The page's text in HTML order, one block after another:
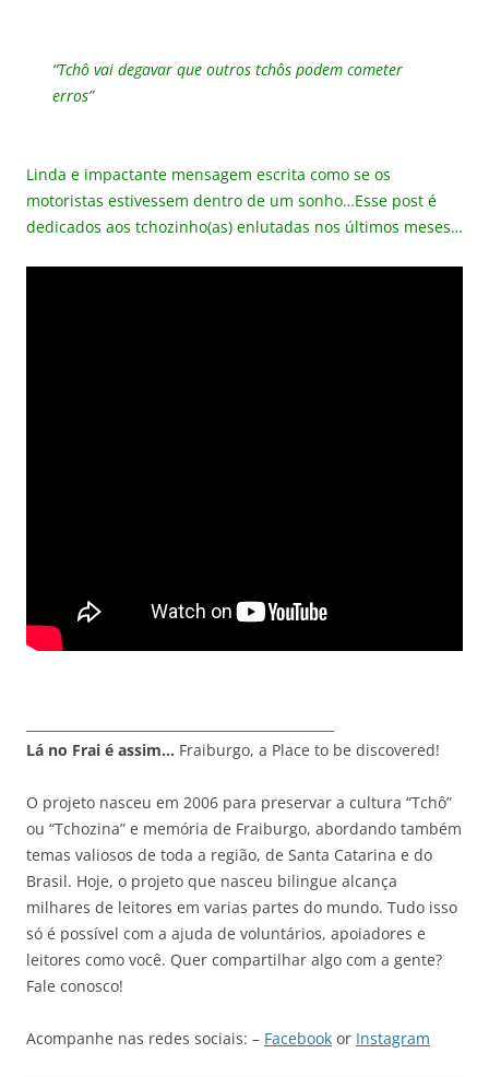
“Tchô vai degavar que outros tchôs podem cometer
erros”
Linda e impactante mensagem escrita como se os
motoristas estivessem dentro de um sonho…Esse post é
dedicados aos tchozinho(as) enlutadas nos últimos meses…
Lá no Frai é assim… Fraiburgo, a Place to be discovered!
O projeto nasceu em 2006 para preservar a cultura “Tchô”
ou “Tchozina” e memória de Fraiburgo, abordando também
temas valiosos de toda a região, de Santa Catarina e do
Brasil. Hoje, o projeto que nasceu bilingue alcança
milhares de leitores em varias partes do mundo. Tudo isso
só é possível com a ajuda de voluntários, apoiadores e
leitores como você. Quer compartilhar algo com a gente?
Fale conosco!
Acompanhe nas redes sociais: – Facebook or Instagram